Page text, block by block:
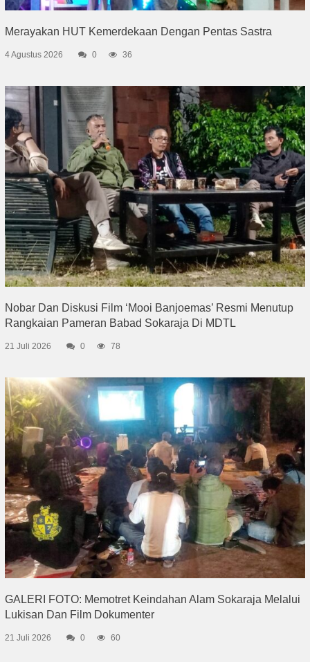
Merayakan HUT Kemerdekaan Dengan Pentas Sastra
4 Agustus 2026 0 36
Nobar Dan Diskusi Film ‘Mooi Banjoemas’ Resmi Menutup
Rangkaian Pameran Babad Sokaraja Di MDTL
21 Juli 2026 0 78
GALERI FOTO: Memotret Keindahan Alam Sokaraja Melalui
Lukisan Dan Film Dokumenter
21 Juli 2026 0 60